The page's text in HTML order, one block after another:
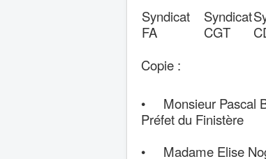
Syndicat
FA
Syndicat
CGT
Copie :
• Monsieur Pascal
Préfet du Finistère
• Madame Elise